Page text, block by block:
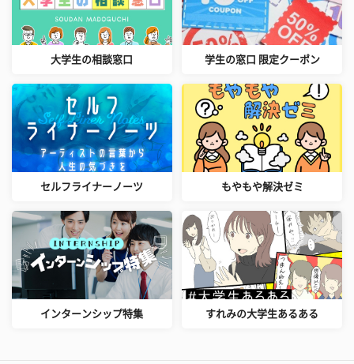
大学生の相談窓口 学生の窓口 限定クーポン
セルフライナーノーツ もやもや解決ゼミ
インターンシップ特集 すれみの大学生あるある